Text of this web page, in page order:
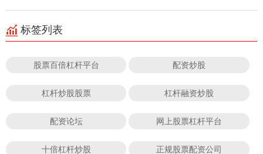
标签列表
股票百倍杠杆平台 配资炒股
杠杆炒股股票 杠杆融资炒股
配资论坛 网上股票杠杆平台
十倍杠杆炒股 正规股票配资公司